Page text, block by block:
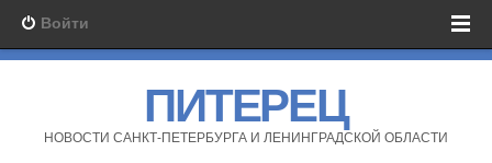
Войти
ПИТЕРЕЦ
НОВОСТИ САНКТ-ПЕТЕРБУРГА И ЛЕНИНГРАДСКОЙ ОБЛАСТИ